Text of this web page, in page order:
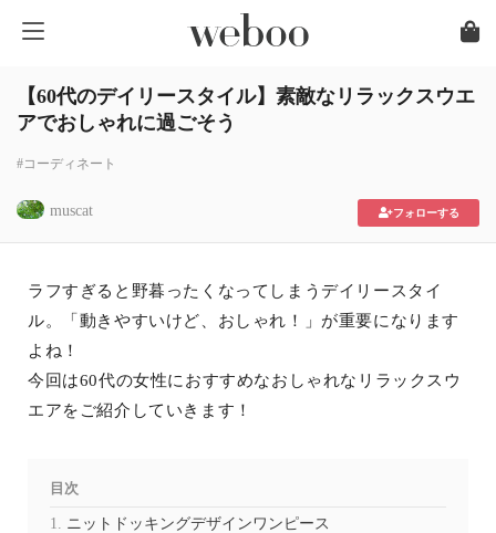
【60代のデイリースタイル】素敵なリラックスウエ
アでおしゃれに過ごそう
#コーディネート
muscat フォローする
ラフすぎると野暮ったくなってしまうデイリースタイ
ル。「動きやすいけど、おしゃれ！」が重要になります
よね！
今回は60代の女性におすすめなおしゃれなリラックスウ
エアをご紹介していきます！
目次
ニットドッキングデザインワンピース